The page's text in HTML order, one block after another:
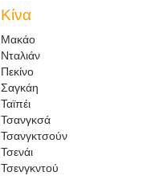
Κίνα
Μακάο
Νταλιάν
Πεκίνο
Σαγκάη
Ταϊπέι
Τσανγκσά
Τσανγκτσούν
Τσενάι
Τσενγκντού